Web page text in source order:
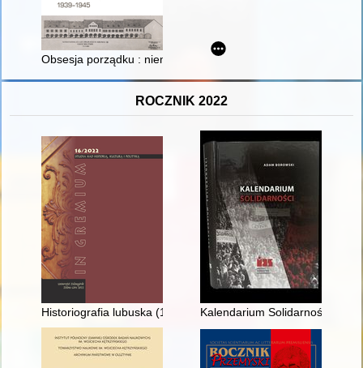
Obsesja porządku : niemieccy architekci planują w
ROCZNIK 2022
Historiografia lubuska (1950-1975) na tle kształtowania się
Kalendarium Solidarności